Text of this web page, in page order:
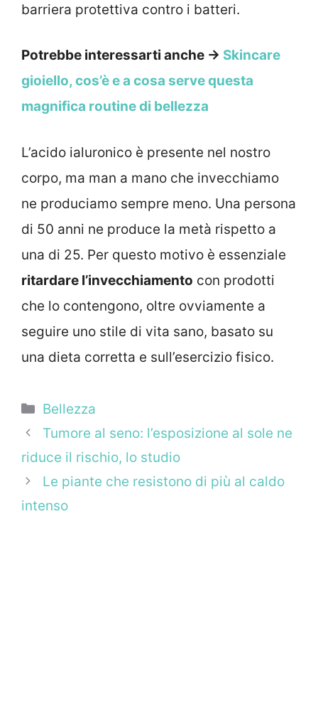
barriera protettiva contro i batteri.
Potrebbe interessarti anche → Skincare
gioiello, cos’è e a cosa serve questa
magnifica routine di bellezza
L’acido ialuronico è presente nel nostro
corpo, ma man a mano che invecchiamo
ne produciamo sempre meno. Una persona
di 50 anni ne produce la metà rispetto a
una di 25. Per questo motivo è essenziale
ritardare l’invecchiamento con prodotti
che lo contengono, oltre ovviamente a
seguire uno stile di vita sano, basato su
una dieta corretta e sull’esercizio fisico.
Categorie
Bellezza
Tumore al seno: l’esposizione al sole ne
riduce il rischio, lo studio
Le piante che resistono di più al caldo
intenso